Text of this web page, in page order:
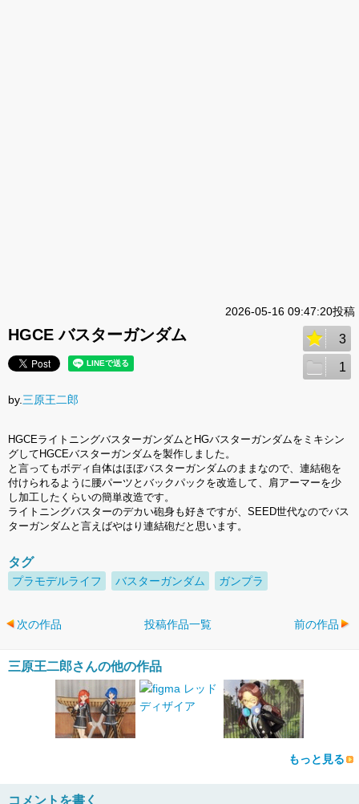
2026-05-16 09:47:20投稿
HGCE バスターガンダム 3
1
by. 三原王二郎
HGCEライトニングバスターガンダムとHGバスターガンダムをミキシン
グしてHGCEバスターガンダムを製作しました。
と言ってもボディ自体はほぼバスターガンダムのままなので、連結砲を
付けられるように腰パーツとバックパックを改造して、肩アーマーを少
し加工したくらいの簡単改造です。
ライトニングバスターのデカい砲身も好きですが、SEED世代なのでバス
ターガンダムと言えばやはり連結砲だと思います。
タグ
プラモデルライフ バスターガンダム ガンプラ
次の作品 投稿作品一覧 前の作品
三原王二郎さんの他の作品
もっと見る
コメントを書く